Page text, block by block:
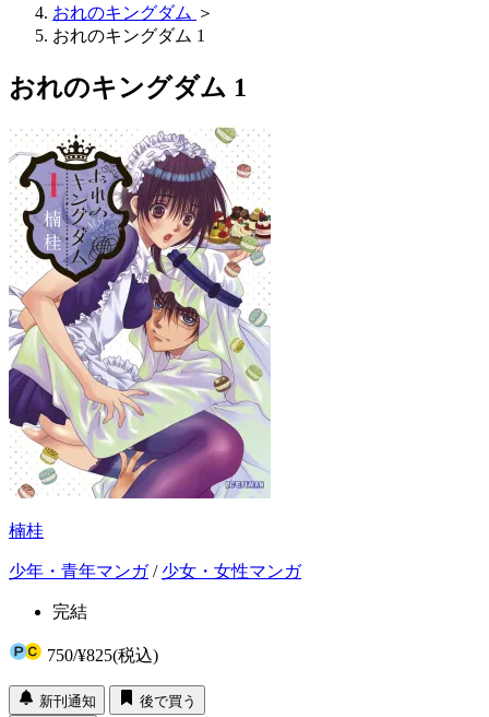
おれのキングダム ＞
おれのキングダム 1
おれのキングダム 1
楠桂
少年・青年マンガ/ 少女・女性マンガ
完結
750/¥825(税込)
新刊通知
後で買う